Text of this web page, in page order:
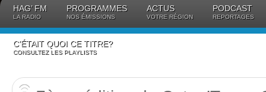
HAG’ FM
LA RADIO
PROGRAMMES
NOS ÉMISSIONS
ACTUS
VOTRE RÉGION
PODCAST
REPORTAGES
C’ÉTAIT QUOI CE TITRE?
CONSULTEZ LES PLAYLISTS